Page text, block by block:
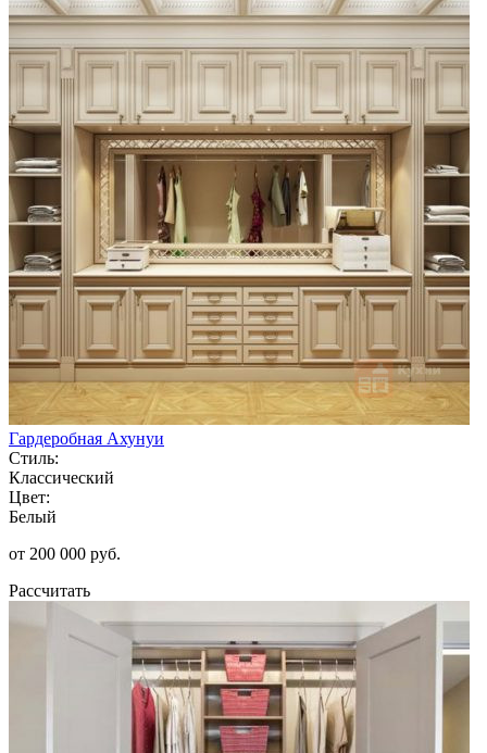
Гардеробная Ахунуи
Стиль:
Классический
Цвет:
Белый
от 200 000 руб.
Рассчитать